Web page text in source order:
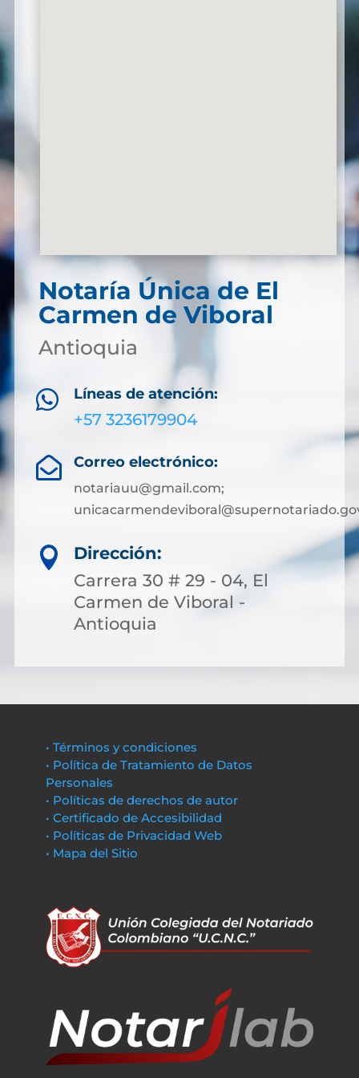
Notaría Única de El
Carmen de Viboral
Antioquia
 Líneas de atención:
+57 3236179904
 Correo electrónico:
notariauu@gmail.com;

Dirección:
Carrera 30 # 29 - 04, El
Carmen de Viboral -
Antioquia
• Términos y condiciones
• Política de Tratamiento de Datos
Personales
• Políticas de derechos de autor
• Certificado de Accesibilidad
• Políticas de Privacidad Web
• Mapa del Sitio